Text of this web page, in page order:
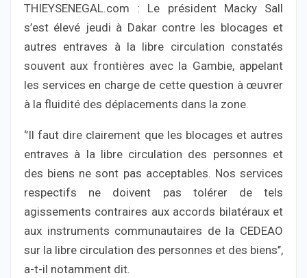
THIEYSENEGAL.com : Le président Macky Sall
s’est élevé jeudi à Dakar contre les blocages et
autres entraves à la libre circulation constatés
souvent aux frontières avec la Gambie, appelant
les services en charge de cette question à œuvrer
à la fluidité des déplacements dans la zone.
‘’Il faut dire clairement que les blocages et autres
entraves à la libre circulation des personnes et
des biens ne sont pas acceptables. Nos services
respectifs ne doivent pas tolérer de tels
agissements contraires aux accords bilatéraux et
aux instruments communautaires de la CEDEAO
sur la libre circulation des personnes et des biens’’,
a-t-il notamment dit.